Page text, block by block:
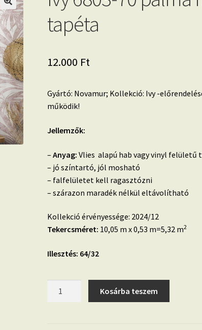
tapéta
12.000 Ft
Gyártó: Novamur; Kollekció: Ivy -
működik!
Jellemzők:
– Anyag: Vlies alapú hab vagy vinyl felületű
– jó színtartó, jól mosható
– falfelületet kell ragasztózni
– szárazon maradék nélkül eltávolítható
Kollekció érvényessége: 2024/12
Tekercsméret: 10,05 m x 0,53 m=5,32 m2
Illesztés: 64/32
Kosárba teszem